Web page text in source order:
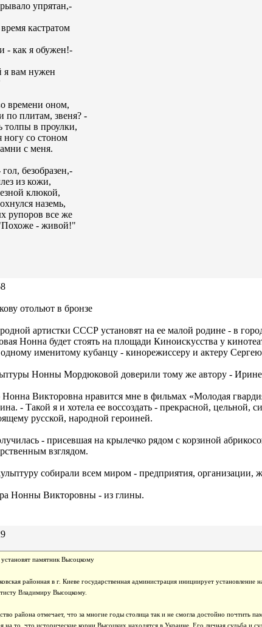
упрятан,-
кастратом
- как я обужен!-
я вам нужен
времени оном,
по плитам, звеня? -
толпы в проулки,
ногу со стоном
с меня.
безобразен,-
из кожи,
клюкой,
наземь,
рупоров все же
- живой!"
отольют в бронзе
артистки СССР установят на ее малой родине - в
Нонна будет стоять на площади Киноискусства у
именитому кубанцу - кинорежиссеру и актеру
Нонны Мордюковой доверили тому же автору -
Нонна Викторовна нравится мне в фильмах «Молодая
- Такой я и хотела ее воссоздать - прекрасной, цельной,
русской, народной героиней.
- присевшая на крылечко рядом с корзиной
взглядом.
собирали всем миром - предприятия, организации,
Нонны Викторовны - из глины.
памятник Высоцкому
районная в г. Киеве государственная администрация инициирует установление
Владимиру Высоцкому.
района отмечает, что за многие годы столица так и не смогла достойно почтить
на то, что исторические корни Высоцких находятся в Украине. Его личная судьба и